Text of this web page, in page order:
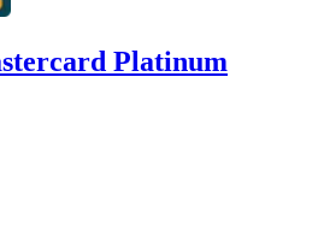
Platinum